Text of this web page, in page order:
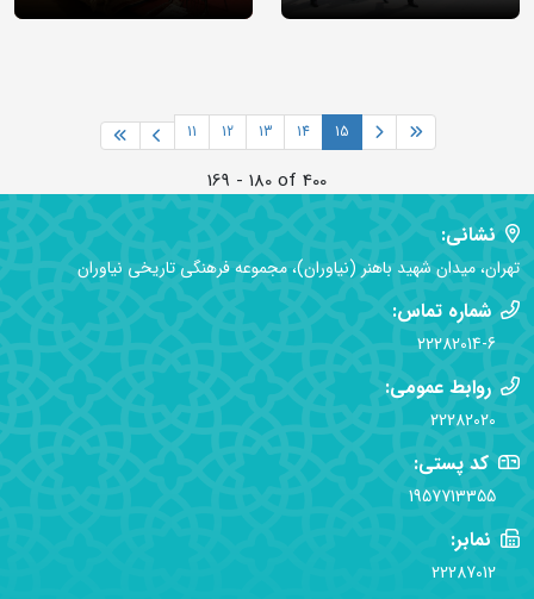
11 12 13 14 15
169 - 180 of 400
نشانی:
تهران، میدان شهید باهنر (نیاوران)، مجموعه فرهنگی تاریخی نیاوران
شماره تماس:
22282014-6
روابط عمومی:
22282020
کد پستی:
1957713355
نمابر:
22287012